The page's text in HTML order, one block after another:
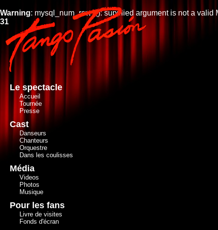
Warning: mysql_num_rows(): supplied argument is not a valid
31
Le spectacle
Accueil
Tournée
Presse
Cast
Danseurs
Chanteurs
Orquestre
Dans les coulisses
Média
Videos
Photos
Musique
Pour les fans
Livre de visites
Fonds d'écran